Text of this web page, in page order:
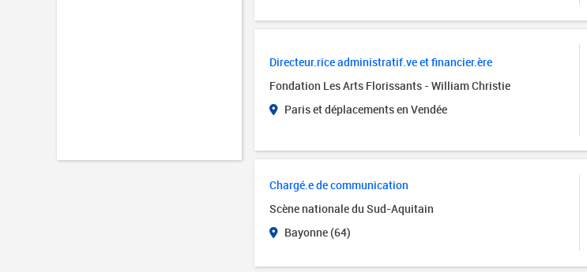
Directeur.rice administratif.ve et financier.ère
Fondation Les Arts Florissants - William Christie
Paris et déplacements en Vendée
Chargé.e de communication
Scène nationale du Sud-Aquitain
Bayonne (64)